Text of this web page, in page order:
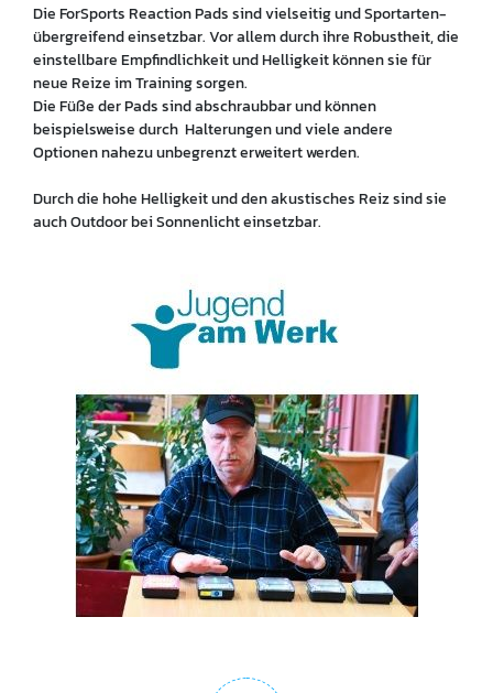
Die ForSports Reaction Pads sind vielseitig und Sportarten-
übergreifend einsetzbar. Vor allem durch ihre Robustheit, die
einstellbare Empfindlichkeit und Helligkeit können sie für
neue Reize im Training sorgen.
Die Füße der Pads sind abschraubbar und können
beispielsweise durch Halterungen und viele andere
Optionen nahezu unbegrenzt erweitert werden.
Durch die hohe Helligkeit und den akustisches Reiz sind sie
auch Outdoor bei Sonnenlicht einsetzbar.